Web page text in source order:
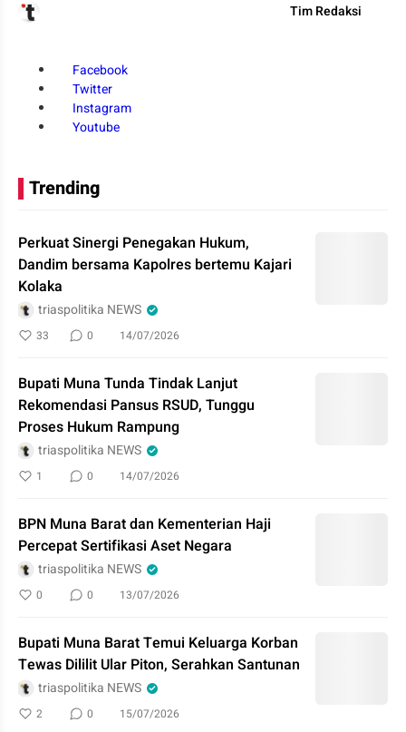
Tim Redaksi
Facebook
Twitter
Instagram
Youtube
Trending
Perkuat Sinergi Penegakan Hukum,
Dandim bersama Kapolres bertemu Kajari
Kolaka
triaspolitika NEWS
33 0 14/07/2026
Bupati Muna Tunda Tindak Lanjut
Rekomendasi Pansus RSUD, Tunggu
Proses Hukum Rampung
triaspolitika NEWS
1 0 14/07/2026
BPN Muna Barat dan Kementerian Haji
Percepat Sertifikasi Aset Negara
triaspolitika NEWS
0 0 13/07/2026
Bupati Muna Barat Temui Keluarga Korban
Tewas Dililit Ular Piton, Serahkan Santunan
triaspolitika NEWS
2 0 15/07/2026